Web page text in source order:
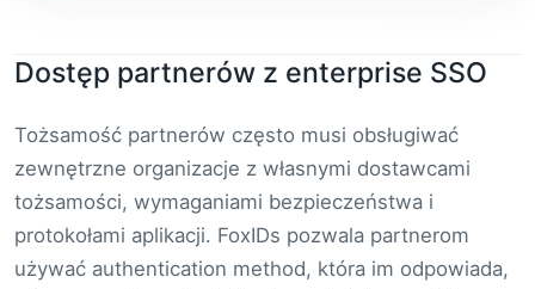
Dostęp partnerów z enterprise SSO
Tożsamość partnerów często musi obsługiwać
zewnętrzne organizacje z własnymi dostawcami
tożsamości, wymaganiami bezpieczeństwa i
protokołami aplikacji. FoxIDs pozwala partnerom
używać authentication method, która im odpowiada,